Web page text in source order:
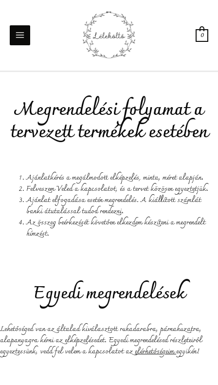
0
Megrendelési folyamat a
tervezett termékek esetében
Ajánlatkérés a megálmodott elképzelés, minta, méret alapján.
Felveszem Veled a kapcsolatot, és a tervet közösen egyeztetjük.
Ajánlat elfogadása esetén megrendelés. A kiállított számlát
banki átutalással tudod rendezni.
Az összeg beérkezését követően elkezdem készíteni a megrendelt
hímzést.
Egyedi megrendelések
Lehetőséged van az általad kiválasztott ruhadarabra, párnahuzatra,
alapanyagra kérni az elképzelésedet. Egyedi megrendelésed részleteiről
egyeztessünk, vedd fel velem a kapcsolatot azelérhetőségeimegyikén!